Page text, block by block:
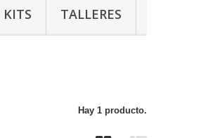
KITS TALLERES
Hay 1 producto.